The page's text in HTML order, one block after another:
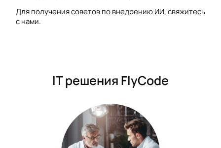
Для получения советов по внедрению ИИ, свяжитесь
с нами.
IT решения FlyCode